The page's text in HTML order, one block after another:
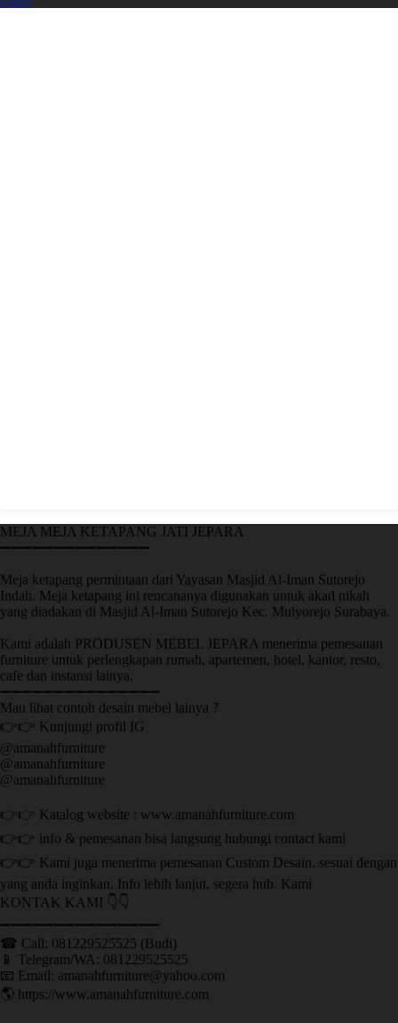
MEJA MEJA KETAPANG JATI JEPARA
➖➖➖➖➖➖➖➖➖➖➖➖➖➖
Meja ketapang permintaan dari Yayasan Masjid Al-Iman Sutorejo
Indah. Meja ketapang ini rencananya digunakan untuk akad nikah
yang diadakan di Masjid Al-Iman Sutorejo Kec. Mulyorejo Surabaya.
Kami adalah PRODUSEN MEBEL JEPARA menerima pemesanan
furniture untuk perlengkapan rumah, apartemen, hotel, kantor, resto,
cafe dan instansi lainya.
➖➖➖➖➖➖➖➖➖➖➖➖➖➖➖
Mau lihat contoh desain mebel lainya ?
👉👉 Kunjungi profil IG
@amanahfurniture
@amanahfurniture
@amanahfurniture
👉👉 Katalog website : www.amanahfurniture.com
👉👉 info & pemesanan bisa langsung hubungi contact kami
👉👉 Kami juga menerima pemesanan Custom Desain, sesuai dengan
yang anda inginkan. Info lebih lanjut, segera hub. Kami
KONTAK KAMI 👇👇
➖➖➖➖➖➖➖➖➖➖➖➖➖➖➖ ㅤ
☎ Call: 081229525525 (Budi)
📱 Telegram/WA: 081229525525
📧 Email: amanahfurniture@yahoo.com
🌎 https://www.amanahfurniture.com